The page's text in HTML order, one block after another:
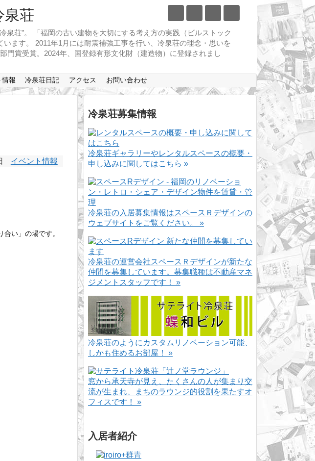
荘”。 「福岡の古い建物を大切にする考え方の実践（ビルストック
ます。 2011年1月には耐震補強工事を行い、冷泉荘の理念・思いを
門賞受賞。2024年、国登録有形文化財（建造物）に登録されまし
情報 冷泉荘日記 アクセス お問い合わせ
イベント情報
い」の場です。
冷泉荘募集情報
冷泉荘ギャラリーやレンタルスペースの概要・
申し込みに関してはこちら »
冷泉荘の入居募集情報はスペースＲデザインの
ウェブサイトをご覧ください。 »
冷泉荘の運営会社スペースＲデザインが新たな
仲間を募集しています。募集職種は不動産マネ
ジメントスタッフです！ »
冷泉荘のようにカスタムリノベーション可能、
しかも住めるお部屋！ »
窓から承天寺が見え、たくさんの人が集まり交
流が生まれ、まちのラウンジ的役割を果たすオ
フィスです！ »
入居者紹介